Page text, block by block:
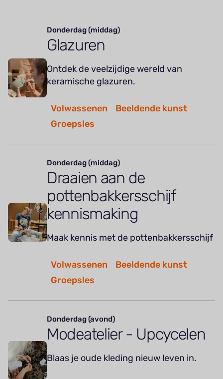
Donderdag (middag)
Glazuren
Ontdek de veelzijdige wereld van
keramische glazuren.
Volwassenen
Beeldende kunst
Groepsles
Donderdag (middag)
Draaien aan de
pottenbakkersschijf
kennismaking
Maak kennis met de pottenbakkersschijf
Volwassenen
Beeldende kunst
Groepsles
Donderdag (avond)
Modeatelier - Upcycelen
Blaas je oude kleding nieuw leven in.